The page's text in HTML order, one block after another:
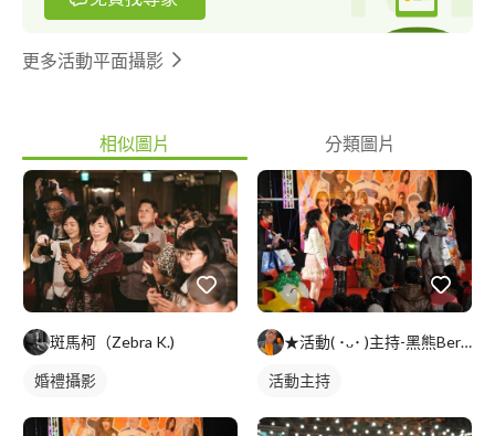
更多活動平面攝影
相似圖片 分類圖片
斑馬柯（Zebra K.)
婚禮攝影
★活動( ･ᴗ･ )主持-黑熊Bernard
活動主持